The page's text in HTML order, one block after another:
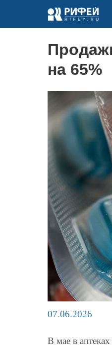
на 65%
07.06.2026
В мае в